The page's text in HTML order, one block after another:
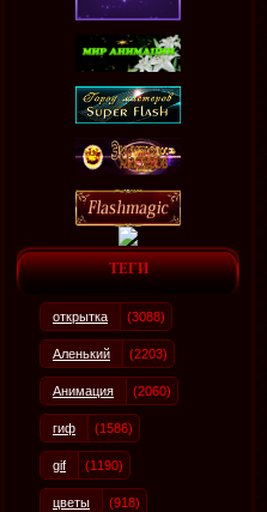
ТЕГИ
открытка (3088)
Аленький (2203)
Анимация (2060)
гиф (1586)
gif (1190)
цветы (918)